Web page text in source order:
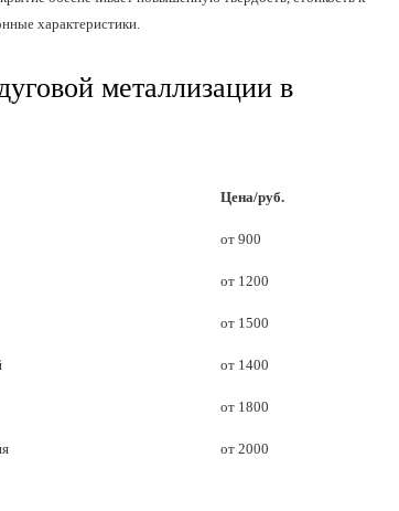
характеристики.
металлизации в
Цена/руб.
от 900
от 1200
от 1500
от 1400
от 1800
от 2000